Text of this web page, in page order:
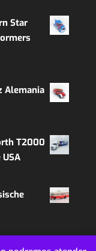
Star
Alemania
T2000